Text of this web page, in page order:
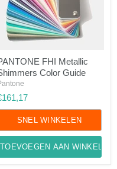
FHI Metallic
Color Guide
SNEL WINKELEN
TOEVOEGEN AAN